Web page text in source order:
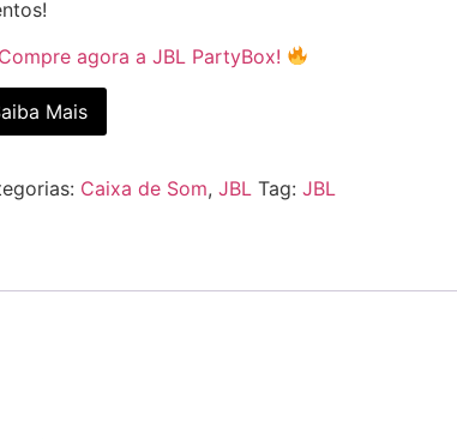
Compre agora a JBL PartyBox!
Mais
Caixa de Som, JBL Tag: JBL